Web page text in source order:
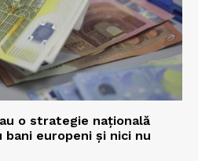
o strategie națională
europeni și nici nu